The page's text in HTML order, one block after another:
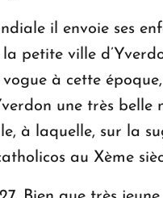
il envoie ses
petite ville
à cette
une très belle
à laquelle, sur la
au Xème